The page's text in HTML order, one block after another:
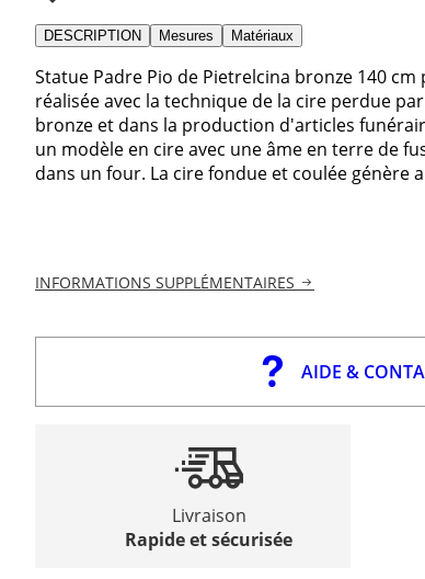
DESCRIPTION Mesures Matériaux
Statue Padre Pio de Pietrelcina bronze 140 cm
réalisée avec la technique de la cire perdue
bronze et dans la production d'articles
un modèle en cire avec une âme en terre de
dans un four. La cire fondue et coulée génère
INFORMATIONS SUPPLÉMENTAIRES
AIDE &
Livraison
Rapide et sécurisée